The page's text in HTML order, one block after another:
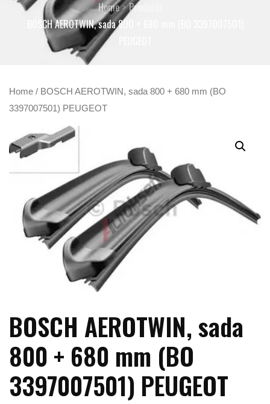
Home
Products
BOSCH AEROTWIN, sada 800 + 680 mm (BO 3397007501)
Home / BOSCH AEROTWIN, sada 800 + 680 mm (BO
3397007501) PEUGEOT
BOSCH AEROTWIN, sada
800 + 680 mm (BO
3397007501) PEUGEOT